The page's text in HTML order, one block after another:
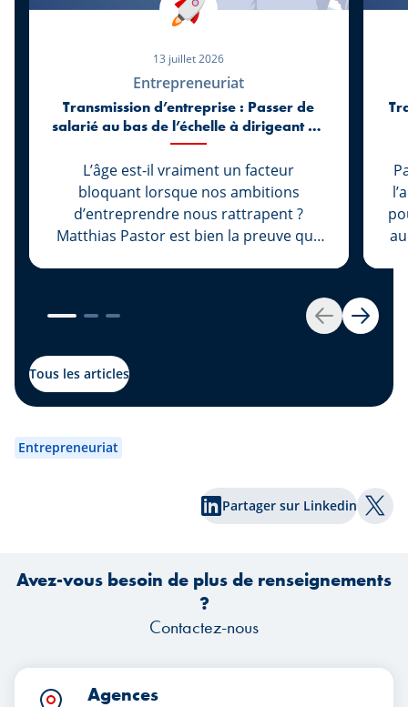
Retour
13 juillet 2026
Entrepreneuriat
Transmission d’entreprise : Passer de
salarié au bas de l’échelle à dirigeant de
l’entreprise Cap Floor à 27 ans
L’âge est-il vraiment un facteur
bloquant lorsque nos ambitions
d’entreprendre nous rattrapent ?
Matthias Pastor est bien la preuve que
parcours en ascension, qui va le mener
faire de lui la nouvelle figure de
l’entreprise. Découvrez cette success
story qui a été accompagnée par notre
expert Johny Basher de l’équipe «
Transmission » au sein de Spuerkeess.
Tous les articles
Entrepreneuriat
Partager sur Linkedin
Avez-vous besoin de plus de renseignements
?
Contactez-nous
Agences